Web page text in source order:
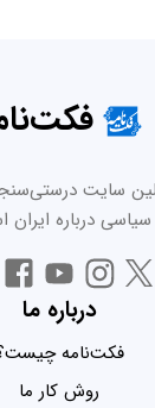
سایت
سیاسی درباره
درباره ما
فکت‌نامه
روش کار ما